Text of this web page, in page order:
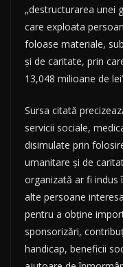
„destructurarea unei
care exploata
foloase materiale,
şi de caritate, prin
13,048 milioane de
Sursa citată
servicii sociale,
disimulate prin
umanitare şi de
organizată ar fi indus
alte persoane
pentru a obţine
sponsorizări,
handicap, beneficii